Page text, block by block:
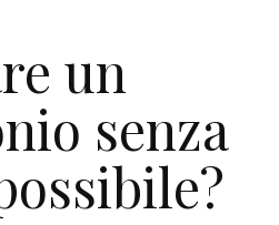
un
senza